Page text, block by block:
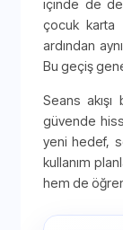
içinde de
çocuk karta
ardından
Bu geçiş
Seans
güvende
yeni hedef,
kullanım
hem de